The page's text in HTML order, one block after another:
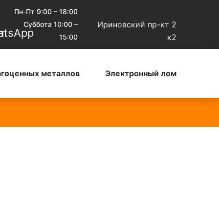
Пн-Пт 9:00 – 18:00
Суббота 10:00 –
15:00
Ириновский пр-кт 2
к2
металлов Электронный лом